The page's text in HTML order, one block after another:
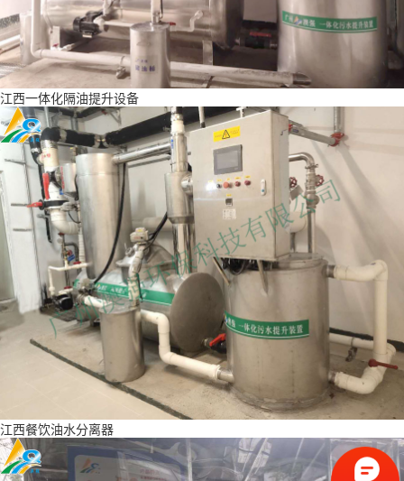
江西一体化隔油提升设备
江西餐饮油水分离器